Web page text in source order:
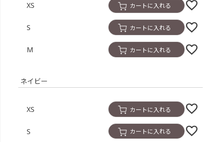
XS カートに入れる
S カートに入れる
M カートに入れる
ネイビー
XS カートに入れる
S カートに入れる